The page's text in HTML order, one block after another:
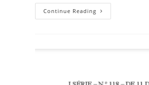
Continue Reading